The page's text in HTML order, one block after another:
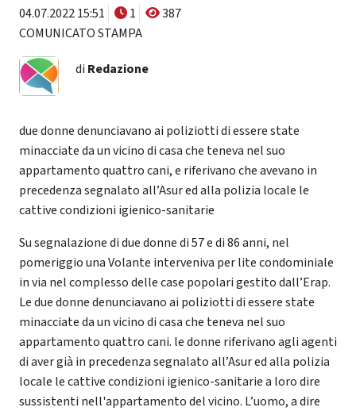
04.07.2022 15:51 1
387
COMUNICATO STAMPA
di Redazione
due donne denunciavano ai poliziotti di essere state
minacciate da un vicino di casa che teneva nel suo
appartamento quattro cani, e riferivano che avevano in
precedenza segnalato all’Asur ed alla polizia locale le
cattive condizioni igienico-sanitarie
Su segnalazione di due donne di 57 e di 86 anni, nel
pomeriggio una Volante interveniva per lite condominiale
in via nel complesso delle case popolari gestito dall’Erap.
Le due donne denunciavano ai poliziotti di essere state
minacciate da un vicino di casa che teneva nel suo
appartamento quattro cani. le donne riferivano agli agenti
di aver già in precedenza segnalato all’Asur ed alla polizia
locale le cattive condizioni igienico-sanitarie a loro dire
sussistenti nell'appartamento del vicino. L’uomo, a dire